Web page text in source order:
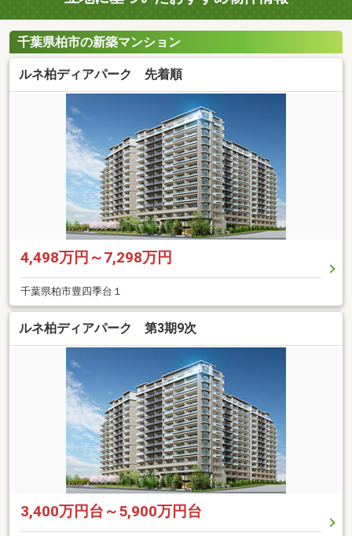
千葉県柏市の新築マンション
ルネ柏ディアパーク 先着順
4,498万円～7,298万円
千葉県柏市豊四季台１
ルネ柏ディアパーク 第3期9次
3,400万円台～5,900万円台